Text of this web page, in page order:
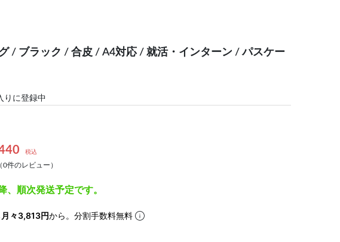
/ ブラック / 合皮 / A4対応 / 就活・インターン / パスケー
りに登録中
税込
（0件のレビュー）
、順次発送予定です。
月々3,813円から。分割手数料無料